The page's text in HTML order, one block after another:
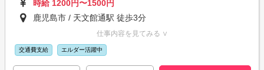
時給 1200円〜1500円
鹿児島市 / 天文館通駅 徒歩3分
仕事内容を見てみる ∨
交通費支給 エルダー活躍中